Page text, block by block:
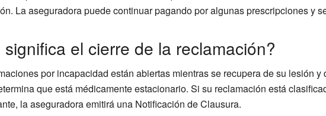
La aseguradora puede continuar pagando por algunas prescripciones y
significa el cierre de la reclamación?
por incapacidad están abiertas mientras se recupera de su lesión y
que está médicamente estacionario. Si su reclamación está
la aseguradora emitirá una Notificación de Clausura.